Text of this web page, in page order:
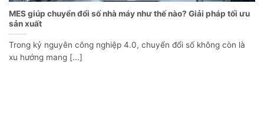
MES giúp chuyển đổi số nhà máy như thế nào? Giải pháp tối ưu
sản xuất
Trong kỷ nguyên công nghiệp 4.0, chuyển đổi số không còn là
xu hướng mang [...]